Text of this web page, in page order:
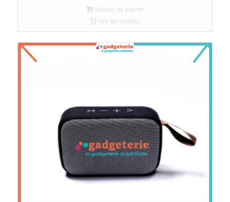
Ajouter au panier
Voir les détails